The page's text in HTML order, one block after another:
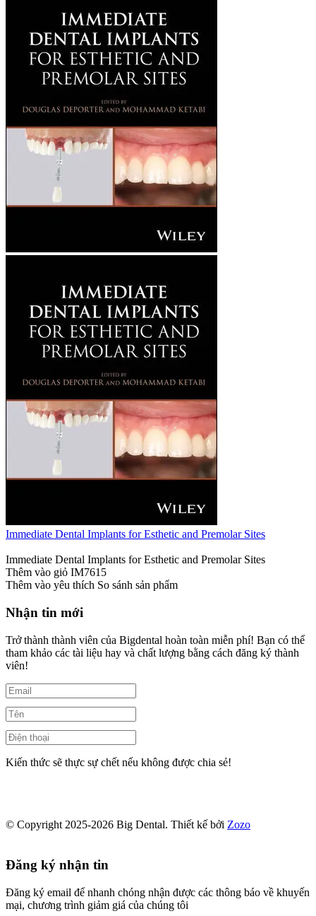
Immediate Dental Implants for Esthetic and Premolar Sites
Immediate Dental Implants for Esthetic and Premolar Sites
Thêm vào giỏ IM7615
Thêm vào yêu thích So sánh sản phẩm
Nhận tin mới
Trở thành thành viên của Bigdental hoàn toàn miễn phí! Bạn có thể
tham khảo các tài liệu hay và chất lượng bằng cách đăng ký thành
viên!
Kiến thức sẽ thực sự chết nếu không được chia sẻ!
© Copyright 2025-2026 Big Dental. Thiết kế bởi Zozo
Đăng ký nhận tin
Đăng ký email để nhanh chóng nhận được các thông báo về khuyến
mại, chương trình giảm giá của chúng tôi